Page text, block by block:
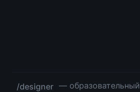
/designer — образовательный